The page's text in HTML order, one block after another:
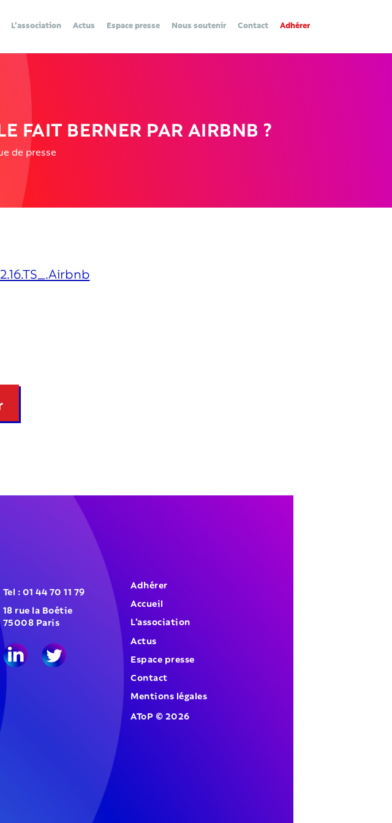
L’association Actus Espace presse Nous soutenir Contact Adhérer
FAIT BERNER PAR AIRBNB ?
de presse
Tel : 01 44 70 11 79
18 rue la Boétie
75008 Paris
Adhérer
Accueil
L’association
Actus
Espace presse
Contact
Mentions légales
AToP©2026